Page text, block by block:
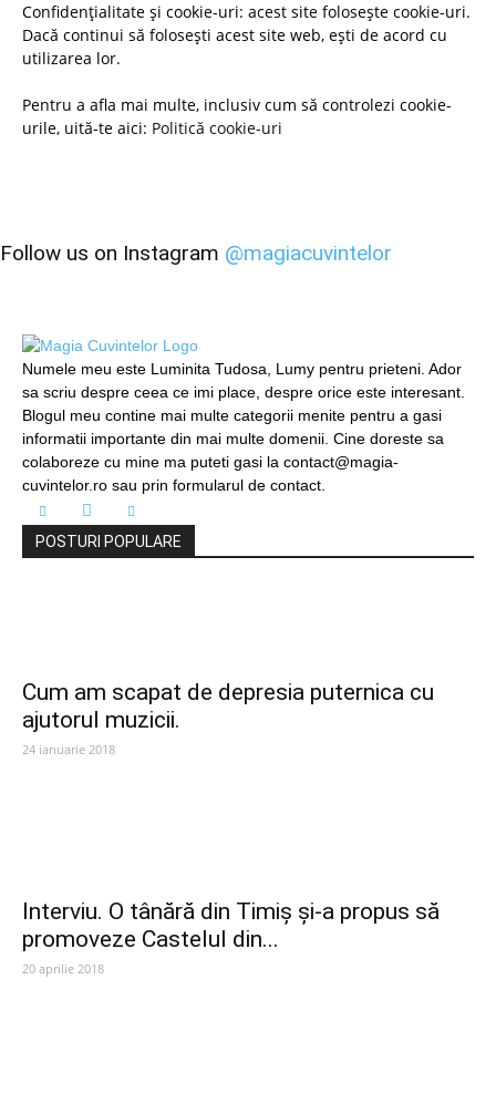
Confidențialitate și cookie-uri: acest site folosește cookie-uri.
Dacă continui să folosești acest site web, ești de acord cu
utilizarea lor.
Pentru a afla mai multe, inclusiv cum să controlezi cookie-
urile, uită-te aici: Politică cookie-uri
Follow us on Instagram @magiacuvintelor
Numele meu este Luminita Tudosa, Lumy pentru prieteni. Ador
sa scriu despre ceea ce imi place, despre orice este interesant.
Blogul meu contine mai multe categorii menite pentru a gasi
informatii importante din mai multe domenii. Cine doreste sa
colaboreze cu mine ma puteti gasi la contact@magia-
cuvintelor.ro sau prin formularul de contact.
POSTURI POPULARE
Cum am scapat de depresia puternica cu
ajutorul muzicii.
24 ianuarie 2018
Interviu. O tânără din Timiș și-a propus să
promoveze Castelul din...
20 aprilie 2018